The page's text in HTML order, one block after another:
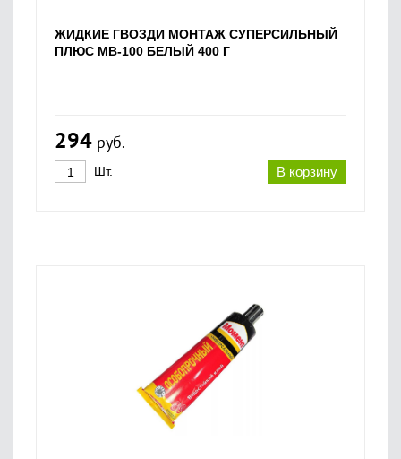
ЖИДКИЕ ГВОЗДИ МОНТАЖ СУПЕРСИЛЬНЫЙ
ПЛЮС МВ-100 БЕЛЫЙ 400 Г
294 руб.
В корзину
Шт.